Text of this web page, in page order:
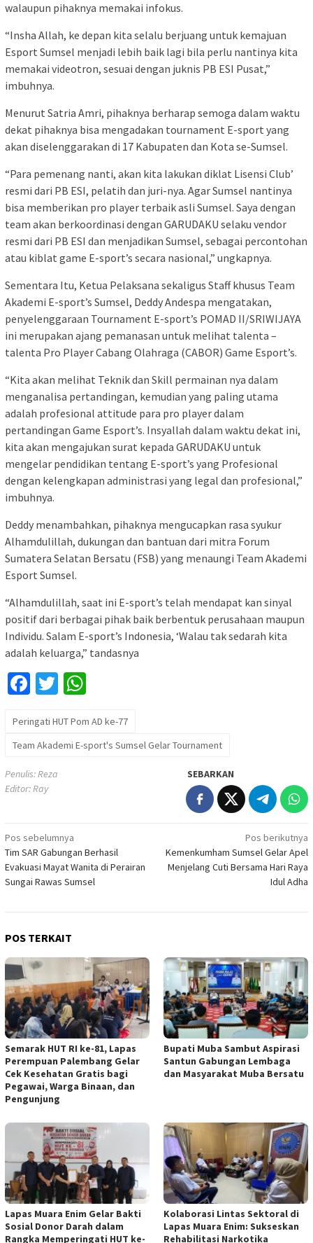
walaupun pihaknya memakai infokus.
“Insha Allah, ke depan kita selalu berjuang untuk kemajuan
Esport Sumsel menjadi lebih baik lagi bila perlu nantinya kita
memakai videotron, sesuai dengan juknis PB ESI Pusat,”
imbuhnya.
Menurut Satria Amri, pihaknya berharap semoga dalam waktu
dekat pihaknya bisa mengadakan tournament E-sport yang
akan diselenggarakan di 17 Kabupaten dan Kota se-Sumsel.
“Para pemenang nanti, akan kita lakukan diklat Lisensi Club’
resmi dari PB ESI, pelatih dan juri-nya. Agar Sumsel nantinya
bisa memberikan pro player terbaik asli Sumsel. Saya dengan
team akan berkoordinasi dengan GARUDAKU selaku vendor
resmi dari PB ESI dan menjadikan Sumsel, sebagai percontohan
atau kiblat game E-sport’s secara nasional,” ungkapnya.
Sementara Itu, Ketua Pelaksana sekaligus Staff khusus Team
Akademi E-sport’s Sumsel, Deddy Andespa mengatakan,
penyelenggaraan Tournament E-sport’s POMAD II/SRIWIJAYA
ini merupakan ajang pemanasan untuk melihat talenta –
talenta Pro Player Cabang Olahraga (CABOR) Game Esport’s.
“Kita akan melihat Teknik dan Skill permainan nya dalam
menganalisa pertandingan, kemudian yang paling utama
adalah profesional attitude para pro player dalam
pertandingan Game Esport’s. Insyallah dalam waktu dekat ini,
kita akan mengajukan surat kepada GARUDAKU untuk
mengelar pendidikan tentang E-sport’s yang Profesional
dengan kelengkapan administrasi yang legal dan profesional,”
imbuhnya.
Deddy menambahkan, pihaknya mengucapkan rasa syukur
Alhamdulillah, dukungan dan bantuan dari mitra Forum
Sumatera Selatan Bersatu (FSB) yang menaungi Team Akademi
Esport Sumsel.
“Alhamdulillah, saat ini E-sport’s telah mendapat kan sinyal
positif dari berbagai pihak baik berbentuk perusahaan maupun
Individu. Salam E-sport’s Indonesia, ‘Walau tak sedarah kita
adalah keluarga,” tandasnya
Facebook
Twitter
Peringati HUT Pom AD ke-77
Team Akademi E-sport's Sumsel Gelar Tournament
Penulis: Reza
Editor: Ray
SEBARKAN
Navigasi
pos
Pos sebelumnya
Tim SAR Gabungan Berhasil
Evakuasi Mayat Wanita di Perairan
Sungai Rawas Sumsel
Pos berikutnya
Kemenkumham Sumsel Gelar Apel
Menjelang Cuti Bersama Hari Raya
Idul Adha
POS TERKAIT
Semarak HUT RI ke-81, Lapas
Perempuan Palembang Gelar
Cek Kesehatan Gratis bagi
Pegawai, Warga Binaan, dan
Pengunjung
Bupati Muba Sambut Aspirasi
Santun Gabungan Lembaga
dan Masyarakat Muba Bersatu
Lapas Muara Enim Gelar Bakti
Sosial Donor Darah dalam
Rangka Memperingati HUT ke-
Kolaborasi Lintas Sektoral di
Lapas Muara Enim: Sukseskan
Rehabilitasi Narkotika